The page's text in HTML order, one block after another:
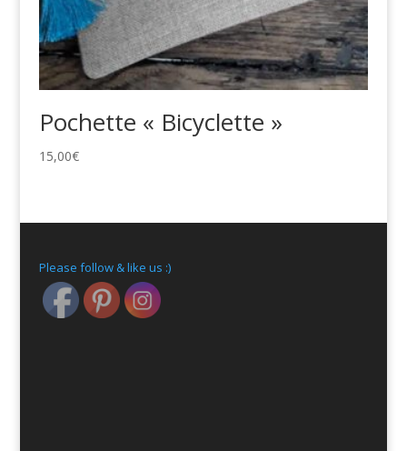
Pochette « Bicyclette »
15,00€
Please follow & like us :)